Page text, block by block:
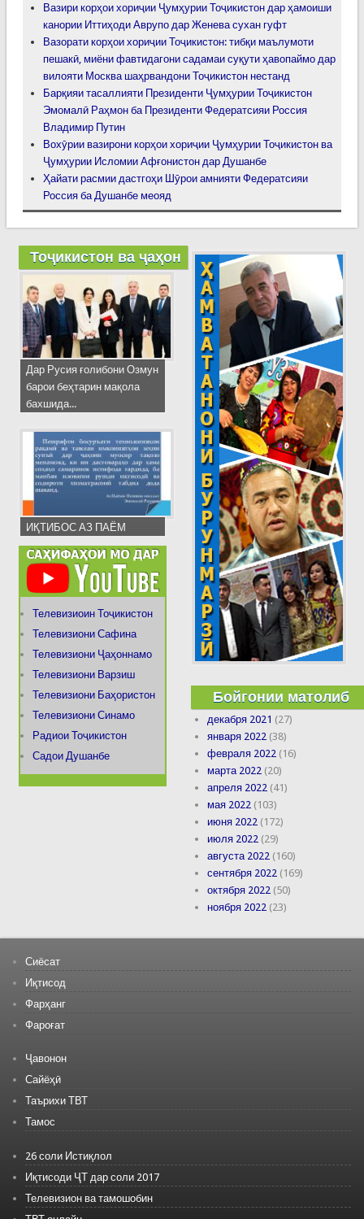
Вазири корҳои хориҷии Ҷумҳурии Тоҷикистон дар ҳамоиши
канории Иттиҳоди Аврупо дар Женева сухан гуфт
Вазорати корҳои хориҷии Тоҷикистон: тибқи маълумоти
пешакӣ, миёни фавтидагони садамаи суқути ҳавопаймо дар
вилояти Москва шаҳрвандони Тоҷикистон нестанд
Барқияи тасаллияти Президенти Ҷумҳурии Тоҷикистон
Эмомалӣ Раҳмон ба Президенти Федератсияи Россия
Владимир Путин
Вохӯрии вазирони корҳои хориҷии Ҷумҳурии Тоҷикистон ва
Ҷумҳурии Исломии Афғонистон дар Душанбе
Ҳайати расмии дастгоҳи Шӯрои амнияти Федератсияи
Россия ба Душанбе меояд
Тоҷикистон ва ҷаҳон
Дар Русия ғолибони Озмун
барои беҳтарин мақола
бахшида...
ИҚТИБОС АЗ ПАЁМ
Телевизиоин Тоҷикистон
Телевизиони Сафина
Телевизиони Ҷаҳоннамо
Телевизиони Варзиш
Телевизиони Баҳористон
Телевизиони Синамо
Радиои Тоҷикистон
Садои Душанбе
Бойгонии матолиб
декабря 2021 (27)
января 2022 (38)
февраля 2022 (16)
марта 2022 (20)
апреля 2022 (41)
мая 2022 (103)
июня 2022 (172)
июля 2022 (29)
августа 2022 (160)
сентября 2022 (169)
октября 2022 (50)
ноября 2022 (23)
Сиёсат
Иқтисод
Фарҳанг
Фароғат
Ҷавонон
Сайёҳӣ
Таърихи ТВТ
Тамос
26 соли Истиқлол
Иқтисоди ҶТ дар соли 2017
Телевизион ва тамошобин